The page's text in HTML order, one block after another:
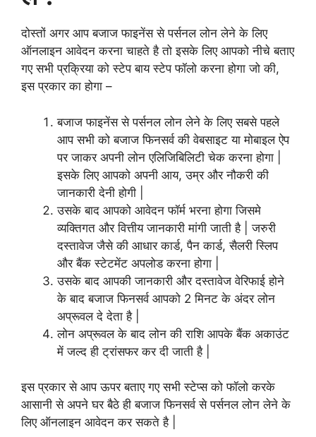
दोस्तों अगर आप बजाज फाइनेंस से पर्सनल लोन लेने के लिए
ऑनलाइन आवेदन करना चाहते है तो इसके लिए आपको नीचे बताए
गए सभी प्रक्रिया को स्टेप बाय स्टेप फॉलो करना होगा जो की,
इस प्रकार का होगा –
बजाज फाइनेंस से पर्सनल लोन लेने के लिए सबसे पहले
आप सभी को बजाज फिनसर्व की वेबसाइट या मोबाइल ऐप
पर जाकर अपनी लोन एलिजिबिलिटी चेक करना होगा |
इसके लिए आपको अपनी आय, उम्र और नौकरी की
जानकारी देनी होगी |
उसके बाद आपको आवेदन फॉर्म भरना होगा जिसमे
व्यक्तिगत और वित्तीय जानकारी मांगी जाती है | जरुरी
दस्तावेज जैसे की आधार कार्ड, पैन कार्ड, सैलरी स्लिप
और बैंक स्टेटमेंट अपलोड करना होगा |
उसके बाद आपकी जानकारी और दस्तावेज वेरिफाई होने
के बाद बजाज फिनसर्व आपको 2 मिनट के अंदर लोन
अप्रूवल दे देता है |
लोन अप्रूवल के बाद लोन की राशि आपके बैंक अकाउंट
में जल्द ही ट्रांसफर कर दी जाती है |
इस प्रकार से आप ऊपर बताए गए सभी स्टेप्स को फॉलो करके
आसानी से अपने घर बैठे ही बजाज फिनसर्व से पर्सनल लोन लेने के
लिए ऑनलाइन आवेदन कर सकते है |